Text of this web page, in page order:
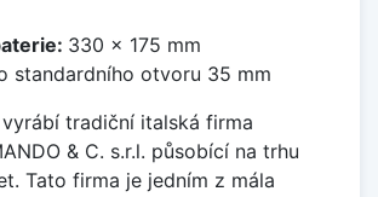
330 x 175 mm
standardního otvoru 35 mm
vyrábí tradiční italská firma
& C. s.r.l. působící na trhu
Tato firma je jedním z mála